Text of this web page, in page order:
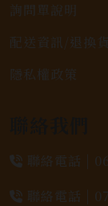
詢問單說明
配送資訊/退換
隱私權政策
聯絡電話 |
聯絡電話 |